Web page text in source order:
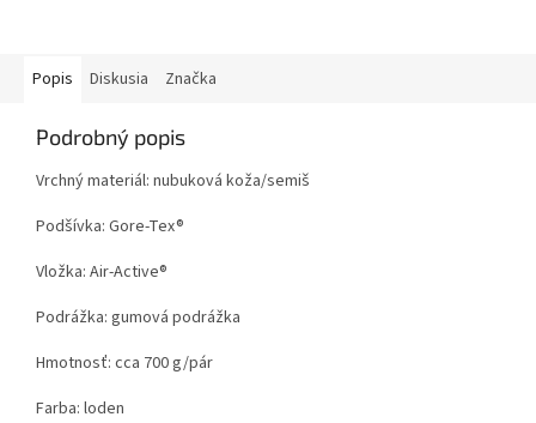
Popis Diskusia Značka
Podrobný popis
Vrchný materiál: nubuková koža/semiš
Podšívka: Gore-Tex®
Vložka: Air-Active®
Podrážka: gumová podrážka
Hmotnosť: cca 700 g/pár
Farba: loden